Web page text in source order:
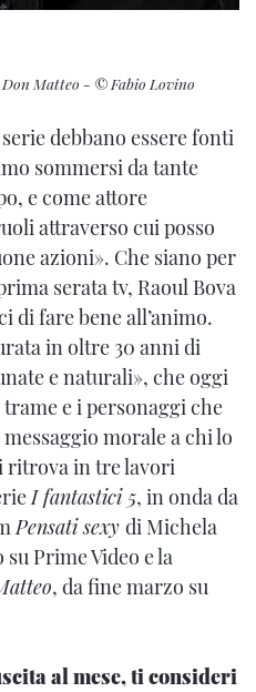
Matteo - © Fabio Lovino
debbano essere fonti
sommersi da tante
e come attore
attraverso cui posso
azioni». Che siano per
serata tv, Raoul Bova
di fare bene all’animo.
in oltre 30 anni di
e naturali», che oggi
e i personaggi che
morale a chi lo
ritrova in tre lavori
I fantastici 5, in onda da
Pensati sexy di Michela
Prime Video e la
, da fine marzo su
al mese, ti consideri